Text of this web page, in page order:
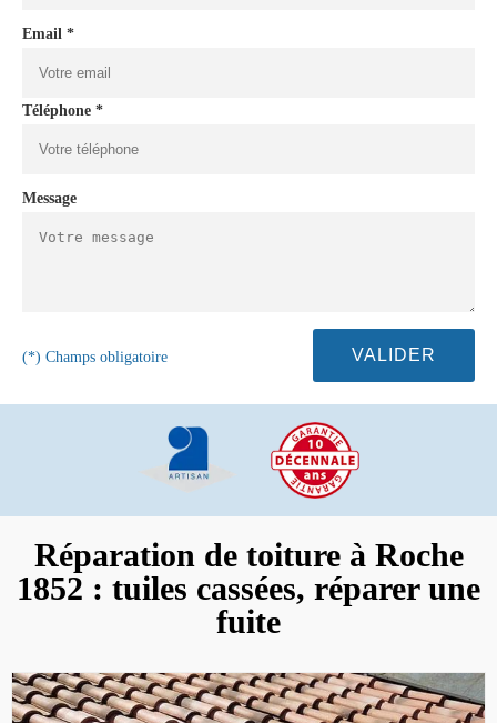
Email *
Téléphone *
Message
(*) Champs obligatoire
Réparation de toiture à Roche
1852 : tuiles cassées, réparer une
fuite